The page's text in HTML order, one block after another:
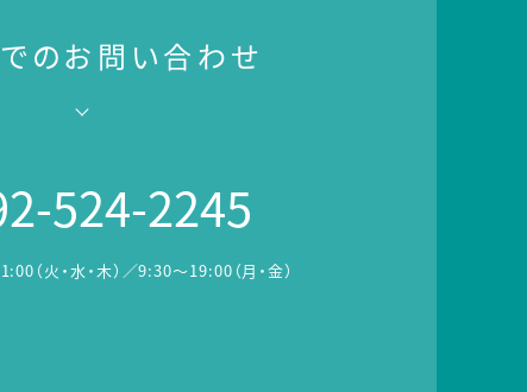
のお問い合わせ
524-2245
（火・水・木）／9:30～19:00（月・金）